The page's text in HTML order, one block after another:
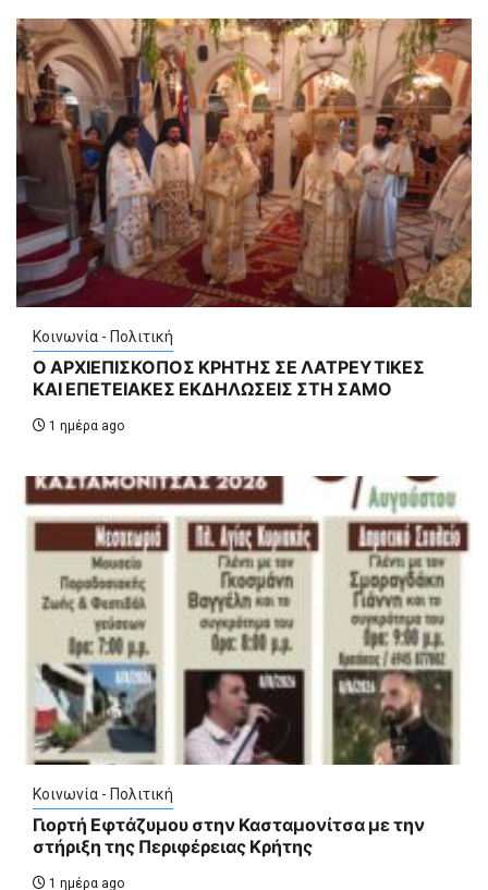
Κοινωνία - Πολιτική
Ο ΑΡΧΙΕΠΙΣΚΟΠΟΣ ΚΡΗΤΗΣ ΣΕ ΛΑΤΡΕΥΤΙΚΕΣ
ΚΑΙ ΕΠΕΤΕΙΑΚΕΣ ΕΚΔΗΛΩΣΕΙΣ ΣΤΗ ΣΑΜΟ
1 ημέρα ago
Κοινωνία - Πολιτική
Γιορτή Εφτάζυμου στην Κασταμονίτσα με την
στήριξη της Περιφέρειας Κρήτης
1 ημέρα ago